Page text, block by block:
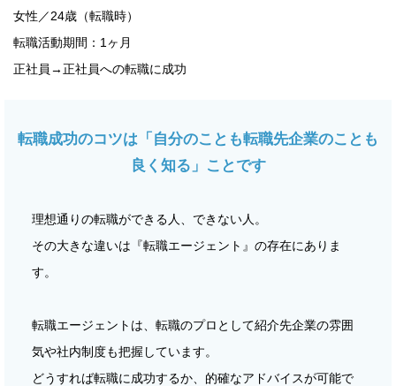
女性／24歳（転職時）
転職活動期間：1ヶ月
正社員→正社員への転職に成功
転職成功のコツは「自分のことも転職先企業のことも
良く知る」ことです
理想通りの転職ができる人、できない人。
その大きな違いは『転職エージェント』の存在にありま
す。
転職エージェントは、転職のプロとして紹介先企業の雰囲
気や社内制度も把握しています。
どうすれば転職に成功するか、的確なアドバイスが可能で